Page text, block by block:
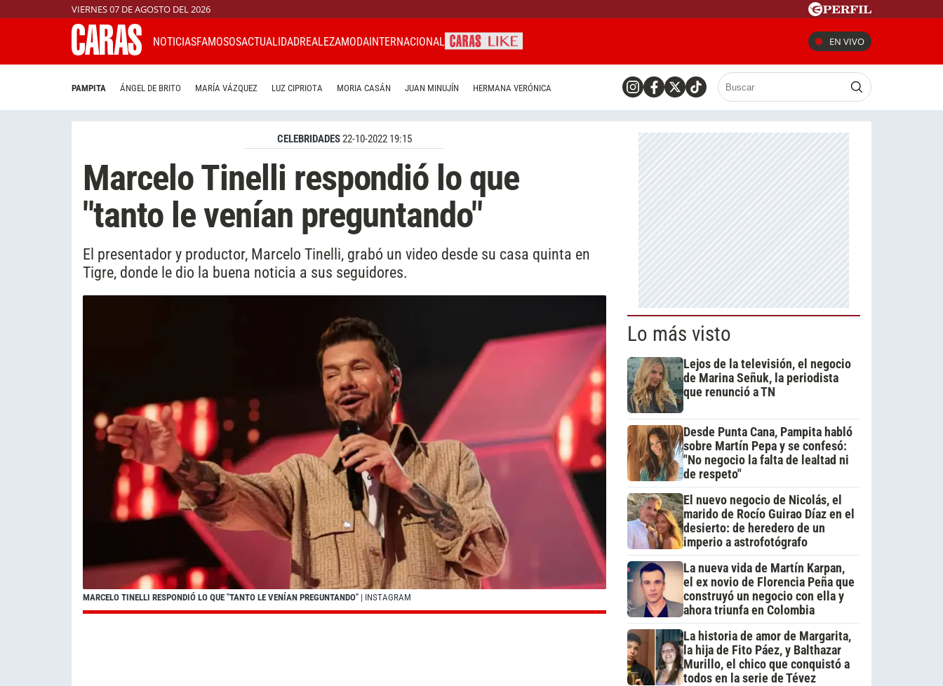
VIERNES 07 DE AGOSTO DEL 2026
NOTICIASFAMOSOSACTUALIDADREALEZAMODAINTERNACIONAL EN VIVO
PAMPITA ÁNGEL DE BRITO MARÍA VÁZQUEZ LUZ CIPRIOTA MORIA CASÁN JUAN MINUJÍN HERMANA VERÓNICA
CELEBRIDADES22-10-2022 19:15
Marcelo Tinelli respondió lo que
"tanto le venían preguntando"
El presentador y productor, Marcelo Tinelli, grabó un video desde su casa quinta en
Tigre, donde le dio la buena noticia a sus seguidores.
MARCELO TINELLI RESPONDIÓ LO QUE "TANTO LE VENÍAN PREGUNTANDO" | INSTAGRAM
Lo más visto
Lejos de la televisión, el negocio
de Marina Señuk, la periodista
que renunció a TN
Desde Punta Cana, Pampita habló
sobre Martín Pepa y se confesó:
"No negocio la falta de lealtad ni
de respeto"
El nuevo negocio de Nicolás, el
marido de Rocío Guirao Díaz en el
desierto: de heredero de un
imperio a astrofotógrafo
La nueva vida de Martín Karpan,
el ex novio de Florencia Peña que
construyó un negocio con ella y
ahora triunfa en Colombia
La historia de amor de Margarita,
la hija de Fito Páez, y Balthazar
Murillo, el chico que conquistó a
todos en la serie de Tévez